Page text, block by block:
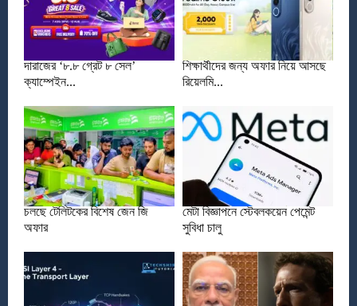
দারাজের ‘৮.৮ গ্রেট ৮ সেল’
ক্যাম্পেইন...
শিক্ষার্থীদের জন্য অফার নিয়ে আসছে
রিয়েলমি...
চলছে টেলিটকের বিশেষ জেন জি
অফার
মেটা বিজ্ঞাপনে স্টেবলকয়েন পেমেন্ট
সুবিধা চালু